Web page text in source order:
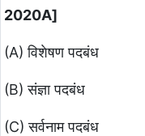
2020A]
(A) विशेषण पदबंध
(B) संज्ञा पदबंध
(C) सर्वनाम पदबंध